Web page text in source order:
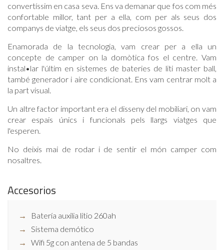
convertíssim en casa seva. Ens va demanar que fos com més
confortable millor, tant per a ella, com per als seus dos
companys de viatge, els seus dos preciosos gossos.
Enamorada de la tecnologia, vam crear per a ella un
concepte de camper on la domòtica fos el centre. Vam
instal•lar l'últim en sistemes de bateries de liti master ball,
també generador i aire condicionat. Ens vam centrar molt a
la part visual.
Un altre factor important era el disseny del mobiliari, on vam
crear espais únics i funcionals pels llargs viatges que
l'esperen.
No deixis mai de rodar i de sentir el món camper com
nosaltres.
Accesorios
Batería auxilia litio 260ah
Sistema demótico
Wifi 5g con antena de 5 bandas